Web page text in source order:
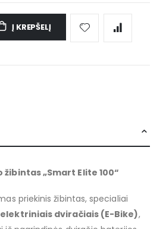
Į KREPŠELĮ
„Smart Elite 100“
priekinis žibintas, specialiai
elektriniais dviračiais (E-Bike),